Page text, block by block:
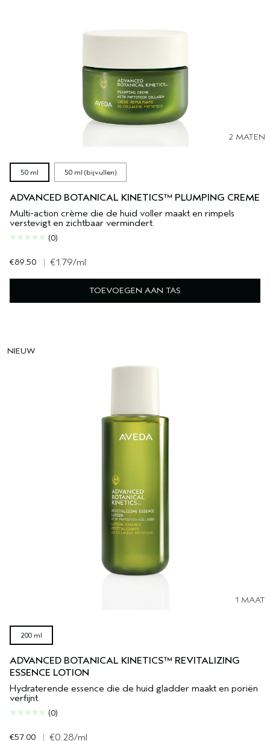
2 MATEN
50 ml 50 ml (bijvullen)
ADVANCED BOTANICAL KINETICS™ PLUMPING CREME
Multi-action crème die de huid voller maakt en rimpels
verstevigt en zichtbaar vermindert.
(0)
€89.50 | €1.79/ml
TOEVOEGEN AAN TAS
NIEUW
1 MAAT
200 ml
ADVANCED BOTANICAL KINETICS™ REVITALIZING
ESSENCE LOTION
Hydraterende essence die de huid gladder maakt en poriën
verfijnt.
(0)
€57.00 | €0.28/ml